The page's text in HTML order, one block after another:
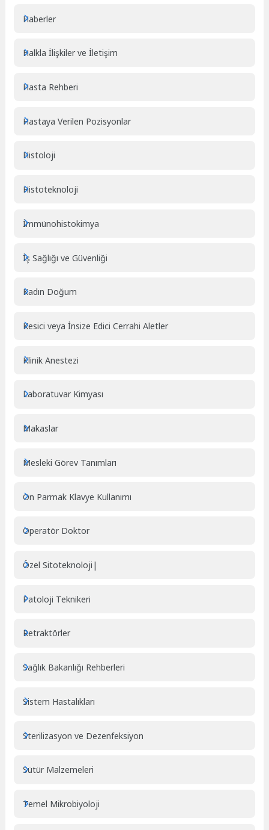
Haberler
Halkla İlişkiler ve İletişim
Hasta Rehberi
Hastaya Verilen Pozisyonlar
Histoloji
Histoteknoloji
İmmünohistokimya
İş Sağlığı ve Güvenliği
Kadın Doğum
Kesici veya İnsize Edici Cerrahi Aletler
Klinik Anestezi
Laboratuvar Kimyası
Makaslar
Mesleki Görev Tanımları
On Parmak Klavye Kullanımı
Operatör Doktor
Özel Sitoteknoloji|
Patoloji Teknikeri
Retraktörler
Sağlık Bakanlığı Rehberleri
Sistem Hastalıkları
Sterilizasyon ve Dezenfeksiyon
Sütür Malzemeleri
Temel Mikrobiyoloji